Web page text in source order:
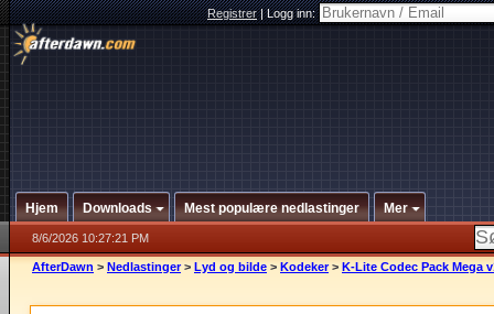
Registrer|Logg inn:
Hjem Downloads Mest populære nedlastinger Mer
8/6/2026 10:27:21 PM
AfterDawn > Nedlastinger > Lyd og bilde > Kodeker > K-Lite Codec Pack Mega